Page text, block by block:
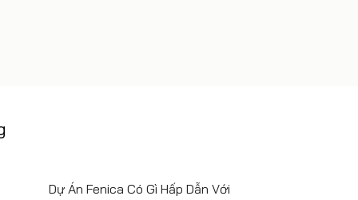
Dự Án Fenica Có Gì Hấp Dẫn Với